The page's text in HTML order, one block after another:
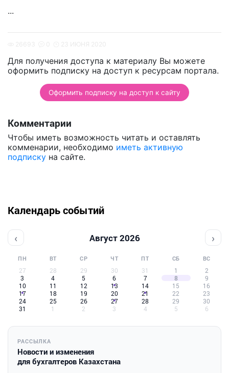
...
Для получения доступа к материалу Вы можете
оформить подписку на доступ к ресурсам портала.
Оформить подписку на доступ к сайту
Комментарии
Чтобы иметь возможность читать и оставлять
комменарии, необходимо иметь активную
подписку на сайте.
Календарь событий
‹ Август 2026 ›
ПН ВТ СР ЧТ ПТ СБ ВС
27 28 29 30 31 1
2
3
4 5 6 7 8
9
10
11 12 13 14 15
16
17
18 19 20 21 22
23
24
25 26 27 28 29
30
31
1 2 3 4 5 6
РАССЫЛКА
Новости и изменения
для бухгалтеров Казахстана